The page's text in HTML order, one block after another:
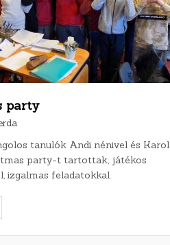
party
tanulók Andi nénivel és Karol
party-t tartottak, játékos
izgalmas feladatokkal.